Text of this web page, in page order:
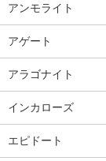
アンモライト
アゲート
アラゴナイト
インカローズ
エピドート